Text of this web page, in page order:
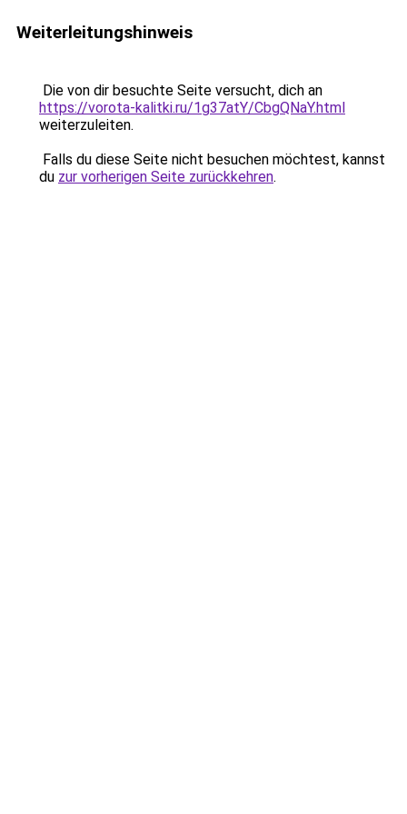
Weiterleitungshinweis
Die von dir besuchte Seite versucht, dich an
https://vorota-kalitki.ru/1g37atY/CbgQNaY.html
weiterzuleiten.
Falls du diese Seite nicht besuchen möchtest, kannst
du zur vorherigen Seite zurückkehren.